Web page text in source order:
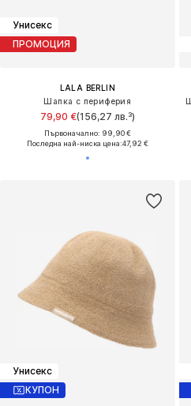
Унисекс
ПРОМОЦИЯ
LALA BERLIN
Шапка с периферия
79,90 €(156,27 лв.³)
Първоначално: 99,90 €
Последна най-ниска цена:47,92 €
Унисекс
КУПОН